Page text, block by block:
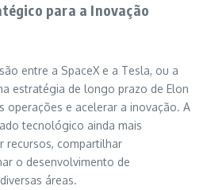
para a Inovação
entre a SpaceX e a Tesla, ou a
estratégia de longo prazo de Elon
operações e acelerar a inovação. A
tecnológico ainda mais
recursos, compartilhar
o desenvolvimento de
áreas.